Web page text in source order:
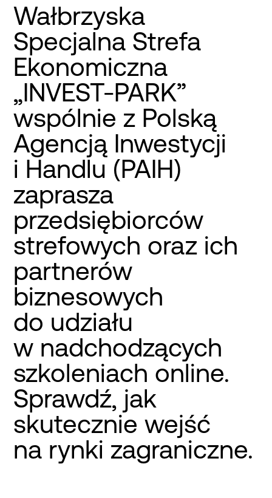
Wałbrzyska
Specjalna Strefa
Ekonomiczna
„INVEST-PARK”
wspólnie z Polską
Agencją Inwestycji
i Handlu (PAIH)
zaprasza
przedsiębiorców
strefowych oraz ich
partnerów
biznesowych
do udziału
w nadchodzących
szkoleniach online.
Sprawdź, jak
skutecznie wejść
na rynki zagraniczne.